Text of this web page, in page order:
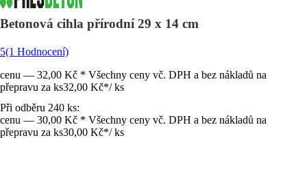
Betonová cihla přírodní 29 x 14 cm
5(1 Hodnocení)
cenu — 32,00 Kč * Všechny ceny vč. DPH a bez nákladů na
přepravu za ks32,00 Kč*/ ks
Při odběru 240 ks:
cenu — 30,00 Kč * Všechny ceny vč. DPH a bez nákladů na
přepravu za ks30,00 Kč*/ ks